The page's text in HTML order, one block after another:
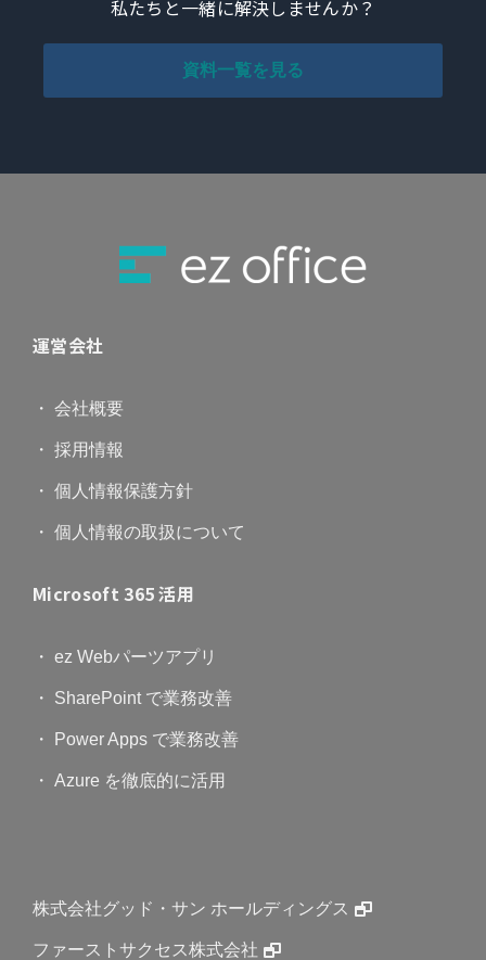
私たちと一緒に解決しませんか？
資料一覧を見る
運営会社
・ 会社概要
・ 採用情報
・ 個人情報保護方針
・ 個人情報の取扱について
Microsoft 365 活用
・ ez Webパーツアプリ
・ SharePoint で業務改善
・ Power Apps で業務改善
・ Azure を徹底的に活用
株式会社グッド・サン ホールディングス
ファーストサクセス株式会社